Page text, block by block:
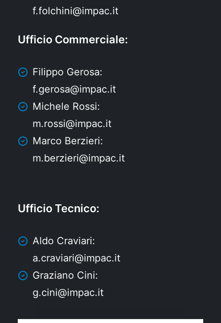
f.folchini@impac.it
Ufficio Commerciale:
Filippo Gerosa:
f.gerosa@impac.it
Michele Rossi:
m.rossi@impac.it
Marco Berzieri:
m.berzieri@impac.it
Ufficio Tecnico:
Aldo Craviari:
a.craviari@impac.it
Graziano Cini:
g.cini@impac.it